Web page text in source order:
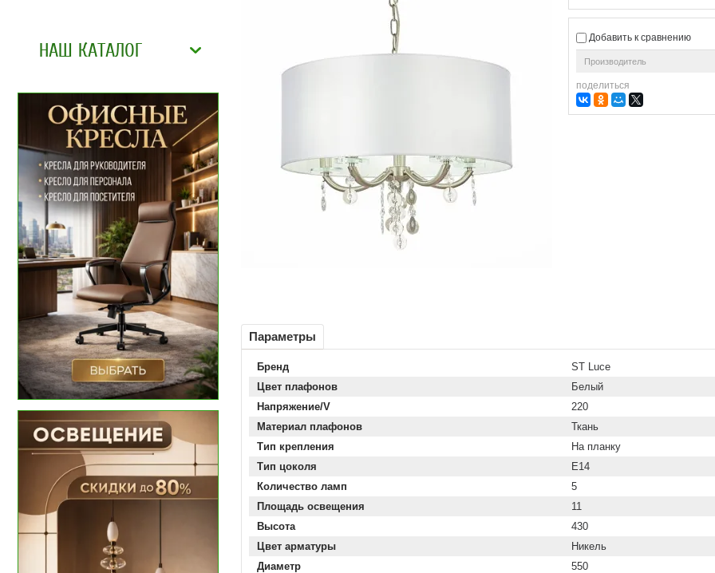
НАШ КАТАЛОГ
Добавить к сравнению
Производитель
поделиться
Параметры
Бренд
ST Luce
Цвет плафонов
Белый
Напряжение/V
220
Материал плафонов
Ткань
Тип крепления
На планку
Тип цоколя
E14
Количество ламп
5
Площадь освещения
11
Высота
430
Цвет арматуры
Никель
Диаметр
550